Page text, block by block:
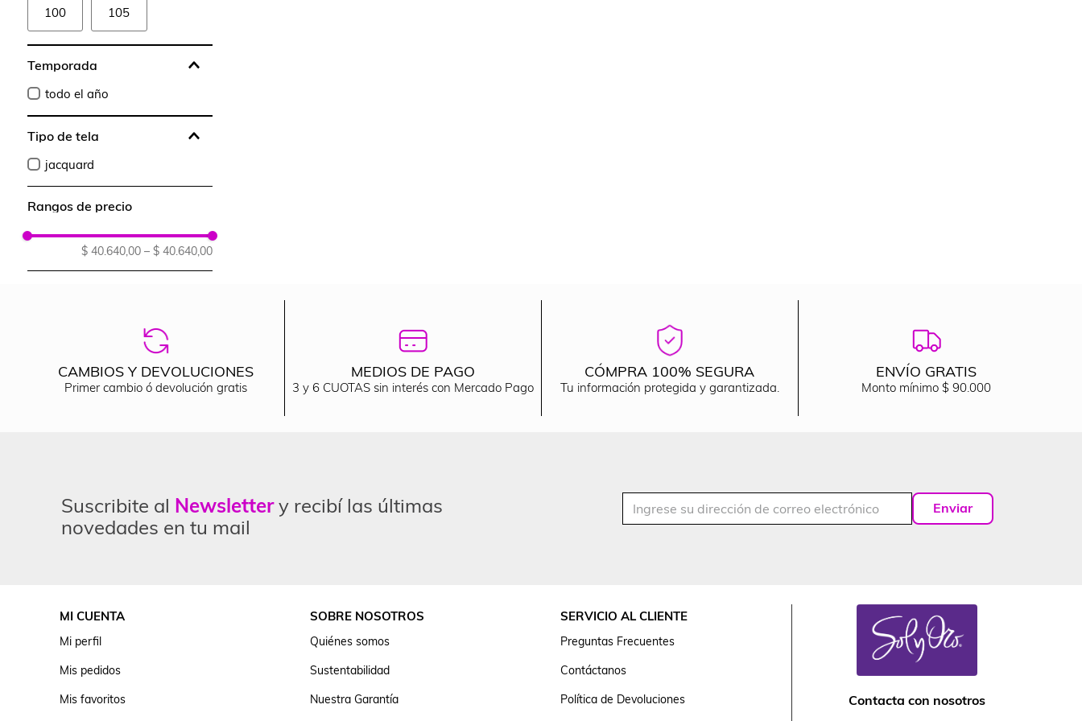
100 105
Temporada
todo el año
Tipo de tela
jacquard
Rangos de precio
$ 40.640,00 – $ 40.640,00
CAMBIOS Y DEVOLUCIONES
Primer cambio ó devolución gratis
MEDIOS DE PAGO
3 y 6 CUOTAS sin interés con Mercado Pago
CÓMPRA 100% SEGURA
Tu información protegida y garantizada.
ENVÍO GRATIS
Monto mínimo $ 90.000
Suscribite al Newslettery recibí las últimas
novedades en tu mail
Enviar
MI CUENTA
Mi perfil
Mis pedidos
Mis favoritos
SOBRE NOSOTROS
Quiénes somos
Sustentabilidad
Nuestra Garantía
SERVICIO AL CLIENTE
Preguntas Frecuentes
Contáctanos
Política de Devoluciones
Contacta con nosotros